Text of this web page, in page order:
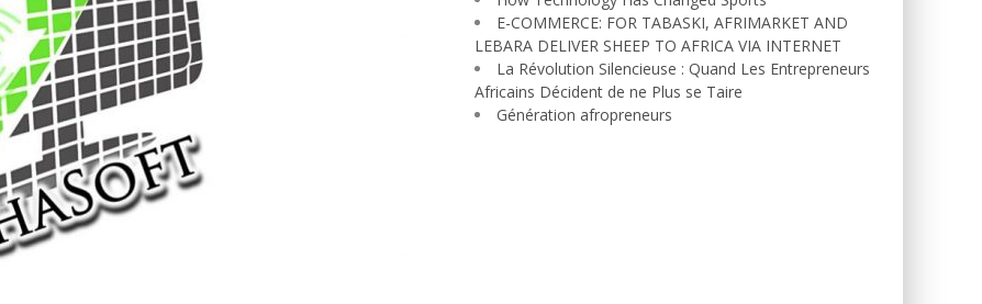
E-COMMERCE: FOR TABASKI, AFRIMARKET AND
LEBARA DELIVER SHEEP TO AFRICA VIA INTERNET
La Révolution Silencieuse : Quand Les Entrepreneurs
Africains Décident de ne Plus se Taire
Génération afropreneurs